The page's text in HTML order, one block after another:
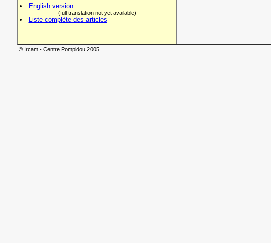
English version
(full translation not yet available)
Liste complète des articles
© Ircam - Centre Pompidou 2005.